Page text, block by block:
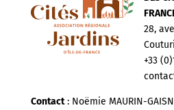
28,
+33
Contact: Noëmie MAURIN-